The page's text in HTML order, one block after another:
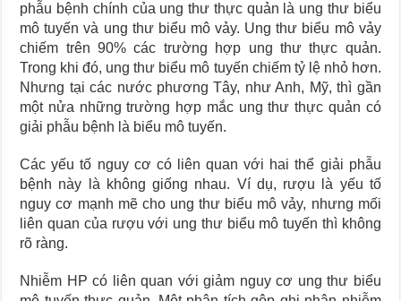
phẫu bệnh chính của ung thư thực quản là ung thư biểu
mô tuyến và ung thư biểu mô vảy. Ung thư biểu mô vảy
chiếm trên 90% các trường hợp ung thư thực quản.
Trong khi đó, ung thư biểu mô tuyến chiếm tỷ lệ nhỏ hơn.
Nhưng tại các nước phương Tây, như Anh, Mỹ, thì gần
một nửa những trường hợp mắc ung thư thực quản có
giải phẫu bệnh là biểu mô tuyến.
Các yếu tố nguy cơ có liên quan với hai thể giải phẫu
bệnh này là không giống nhau. Ví dụ, rượu là yếu tố
nguy cơ mạnh mẽ cho ung thư biểu mô vảy, nhưng mối
liên quan của rượu với ung thư biểu mô tuyến thì không
rõ ràng.
Nhiễm HP có liên quan với giảm nguy cơ ung thư biểu